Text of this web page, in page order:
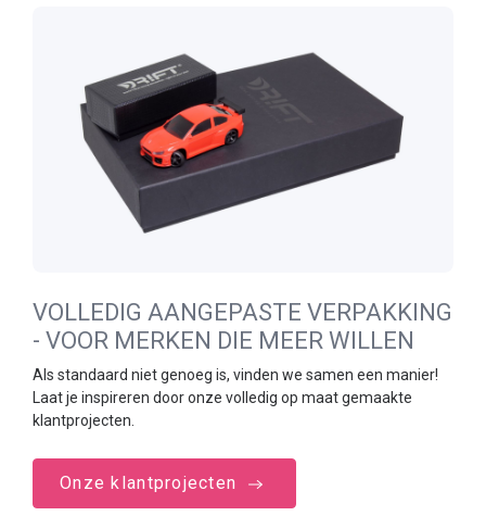
VOLLEDIG AANGEPASTE VERPAKKING
- VOOR MERKEN DIE MEER WILLEN
Als standaard niet genoeg is, vinden we samen een manier!
Laat je inspireren door onze volledig op maat gemaakte
klantprojecten.
Onze klantprojecten